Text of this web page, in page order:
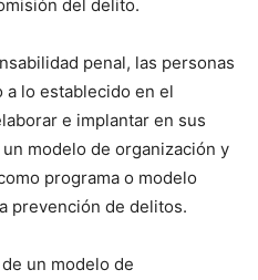
del delito.
penal, las personas
lo establecido en el
e implantar en sus
modelo de organización y
programa o modelo
prevención de delitos.
un modelo de